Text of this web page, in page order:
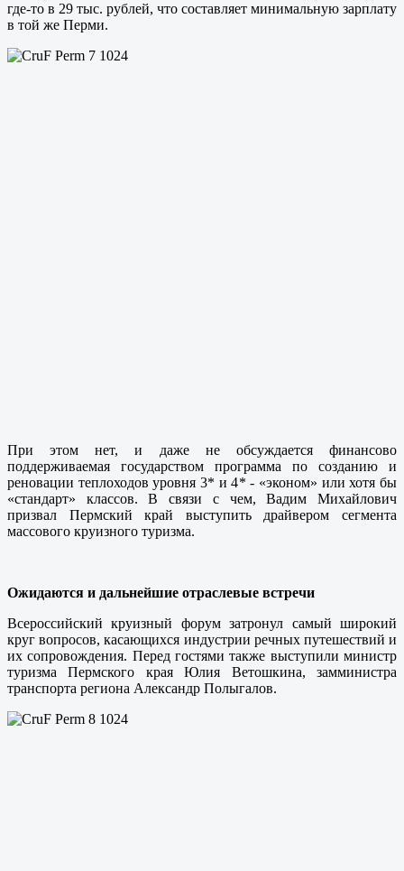
где-то в 29 тыс. рублей, что составляет минимальную зарплату
в той же Перми.
При этом нет, и даже не обсуждается финансово
поддерживаемая государством программа по созданию и
реновации теплоходов уровня 3* и 4* - «эконом» или хотя бы
«стандарт» классов. В связи с чем, Вадим Михайлович
призвал Пермский край выступить драйвером сегмента
массового круизного туризма.
Ожидаются и дальнейшие отраслевые встречи
Всероссийский круизный форум затронул самый широкий
круг вопросов, касающихся индустрии речных путешествий и
их сопровождения. Перед гостями также выступили министр
туризма Пермского края Юлия Ветошкина, замминистра
транспорта региона Александр Полыгалов.